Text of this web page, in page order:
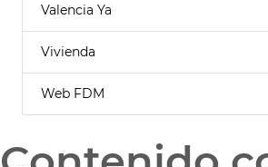
Valencia Ya
Vivienda
Web FDM